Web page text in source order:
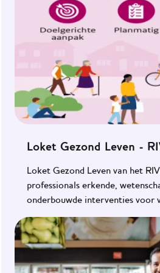
Loket Gezond Leven -
Loket Gezond Leven van het
professionals erkende,
onderbouwde interventies voor
kansengelijkheid.